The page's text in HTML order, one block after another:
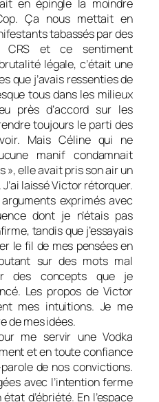
en épingle la moindre
Ça nous mettait en
tabassés par des
et ce sentiment
légale, c’était une
que j’avais ressenties de
tous dans les milieux
près d’accord sur les
toujours le parti des
Mais Céline qui ne
manif condamnait
», elle avait pris son air un
laissé Victor rétorquer.
exprimés avec
dont je n’étais pas
tandis que j’essayais
le fil de mes pensées en
sur des mots mal
des concepts que je
Les propos de Victor
mes intuitions. Je me
de mes idées.
me servir une Vodka
et en toute confiance
de nos convictions.
avec l’intention ferme
d’ébriété. En l’espace